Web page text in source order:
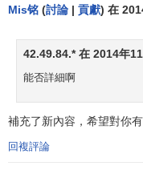
1、對拘留、罰款
2、對限制人身自
政強制措施不服的。
3、 認為行政機關
4、
Mis铭 (討論 | 貢獻) 在
42.49.84.* 在 2014年
能否詳細啊
補充了新內容，希望對你有
回複評論